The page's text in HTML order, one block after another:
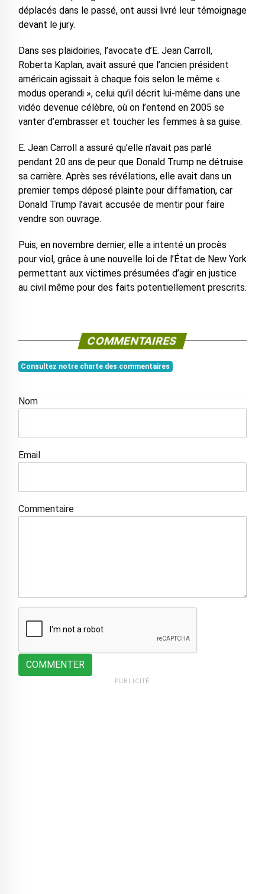
déplacés dans le passé, ont aussi livré leur témoignage
devant le jury.
Dans ses plaidoiries, l’avocate d’E. Jean Carroll,
Roberta Kaplan, avait assuré que l’ancien président
américain agissait à chaque fois selon le même «
modus operandi », celui qu’il décrit lui-même dans une
vidéo devenue célèbre, où on l’entend en 2005 se
vanter d’embrasser et toucher les femmes à sa guise.
E. Jean Carroll a assuré qu’elle n’avait pas parlé
pendant 20 ans de peur que Donald Trump ne détruise
sa carrière. Après ses révélations, elle avait dans un
premier temps déposé plainte pour diffamation, car
Donald Trump l’avait accusée de mentir pour faire
vendre son ouvrage.
Puis, en novembre dernier, elle a intenté un procès
pour viol, grâce à une nouvelle loi de l’État de New York
permettant aux victimes présumées d’agir en justice
au civil même pour des faits potentiellement prescrits.
COMMENTAIRES
Consultez notre charte des commentaires
Nom
Email
Commentaire
COMMENTER
PUBLICITÉ